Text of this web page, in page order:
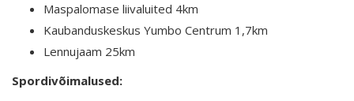
Maspalomase liivaluited 4km
Kaubanduskeskus Yumbo Centrum 1,7km
Lennujaam 25km
Spordivõimalused: